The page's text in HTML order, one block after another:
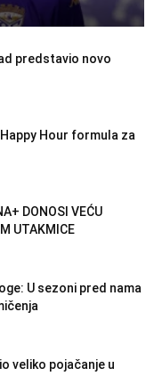
predstavio novo
Hour formula za
DONOSI VEĆU
UTAKMICE
U sezoni pred nama
veliko pojačanje u